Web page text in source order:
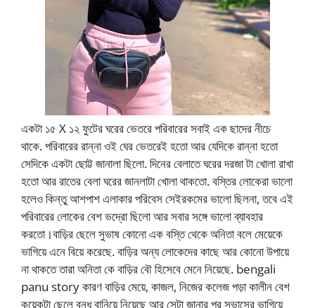
একটা ১৫ X ১২ ফুটের ঘরের ভেতরে পরিবারের সবাই এক ছাদের নীচে
থাকে. পরিবারের রান্না ওই ঘের ভেতরেই হতো আর যেদিকে রান্না হতো
সেদিকে একটা ছোট্ট জানালা ছিলো. দিনের বেলাতে ঘরের দরজা টা খোলা রাখা
হতো আর রাতের বেলা ঘরের জানলাটা খোলা থাকতো. বস্তির লোকেরা ভালো
হলেও কিন্তু আশপাশ এলাকার পরিবেস সেইরকমের ভালো ছিলনা, তবে এই
পরিবারের লোকের বেশ ভদ্রো ছিলো আর সবার সঙ্গে ভালো ব্যাবহার
করতো।বাড়ির ছেলে সুভাষ কোনো এক বস্তি থেকে অনিতা বলে মেয়েকে
ভাগিয়ে এনে বিয়ে করেছে. বাড়ির অন্য লোকেদের কাছে আর কোনো উপায়ে
না থাকতে তারা অনিতা কে বাড়ির বৌ হিসেবে মেনে নিয়েছে. bengali
panu story কারণ বাড়ির মেয়ে, কাজল, নিজের কলেজ পড়া কালীন বেশ
কয়েকটা ছেলে বন্ধু বানিয়ে নিয়েছে আর সেটা জানার পর সুভাসের ভাগিয়ে